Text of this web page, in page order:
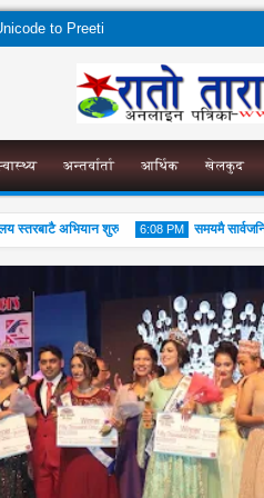
to Preeti
अन्तर्वार्ता आर्थिक खेलकुद
अभियान शुरु 6:08 PM
04 Aug
2026
समयमै सार्वजनिक